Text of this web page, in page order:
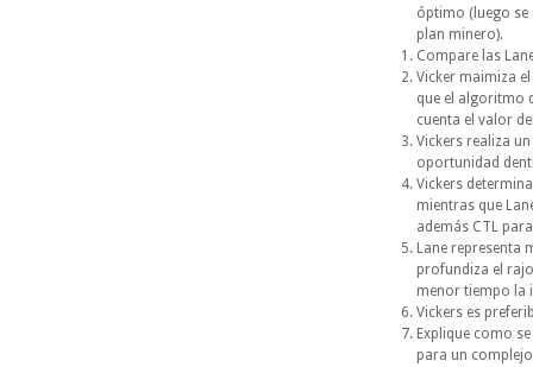
óptimo (luego se
plan minero).
Compare las
Vicker maimiza
que el algoritmo
cuenta el valor
Vickers realiza
oportunidad
Vickers
mientras que
además CTL
Lane representa
profundiza el
menor tiempo la
Vickers es
Explique como
para un